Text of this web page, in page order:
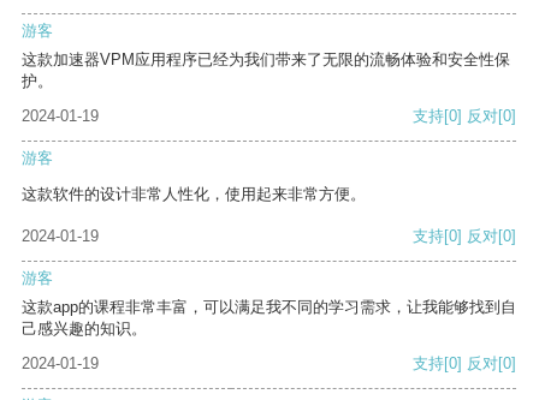
游客
这款加速器VPM应用程序已经为我们带来了无限的流畅体验和安全性保
护。
2024-01-19
支持[0] 反对[0]
游客
这款软件的设计非常人性化，使用起来非常方便。
2024-01-19 支持[0] 反对[0]
游客
这款app的课程非常丰富，可以满足我不同的学习需求，让我能够找到自
己感兴趣的知识。
2024-01-19
支持[0] 反对[0]